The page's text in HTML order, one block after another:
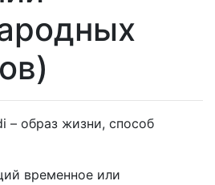
– образ жизни, способ
временное или